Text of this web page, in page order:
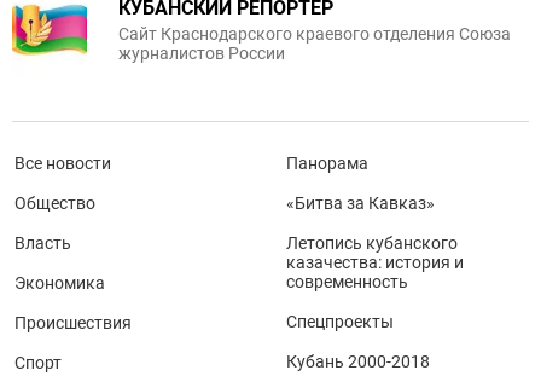
КУБАНСКИЙ РЕПОРТЕР
Сайт Краснодарского краевого отделения Союза
журналистов России
Все новости
Общество
Власть
Экономика
Происшествия
Спорт
Панорама
«Битва за Кавказ»
Летопись кубанского
казачества: история и
современность
Спецпроекты
Кубань 2000-2018